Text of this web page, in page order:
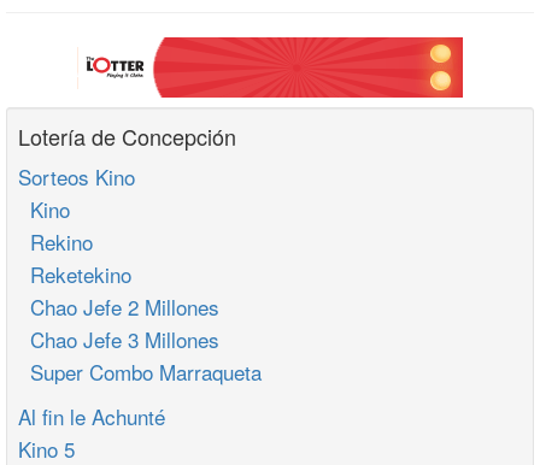
Lotería de Concepción
Sorteos Kino
Kino
Rekino
Reketekino
Chao Jefe 2 Millones
Chao Jefe 3 Millones
Super Combo Marraqueta
Al fin le Achunté
Kino 5